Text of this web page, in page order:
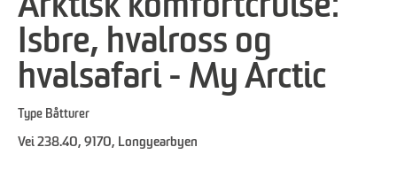
Arktisk komfortcruise:
Isbre, hvalross og
hvalsafari - My Arctic
Type Båtturer
Vei 238.40, 9170, Longyearbyen